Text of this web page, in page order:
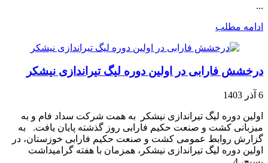
...
ادامه مطلب
درخشش فارابی در اولین دوره لیگ تیراندازی نیشکر
6 آذر 1403
اولین دوره لیگ تیراندازی نیشکر به همت شرکت سداد فام و به
میزبانی کشت و صنعت حکیم فارابی روز گذشته پایان یافت. به
گزارش روابط عمومی کشت و صنعت حکیم فارابی خوزستان، در
اولین دوره لیگ تیراندازی نیشکر، همزمان با هفته گرامیداشت